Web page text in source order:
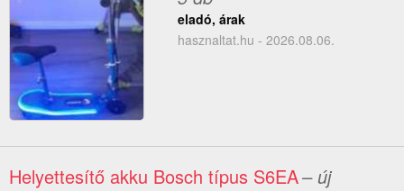
eladó, árak
hasznaltat.hu - 2026.08.06.
Helyettesítő akku Bosch típus S6EA– új